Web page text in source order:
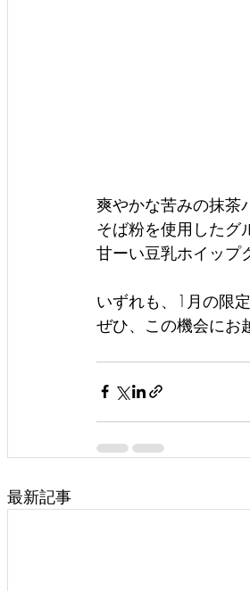
爽やかな苦みの抹茶
そば粉を使用したグ
甘ーい豆乳ホイップ
いずれも、1月の限
ぜひ、この機会にお
最新記事